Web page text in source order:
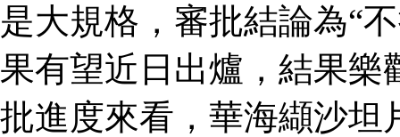
是大規格，審批結論為“
果有望近日出爐，結果樂
批進度來看，華海纈沙坦